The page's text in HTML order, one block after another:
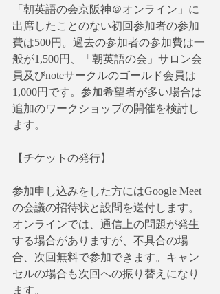
「朝英語の会京阪神＠オンライン」に
出席したことのない初回参加者の参加
費は500円。過去の参加者の参加費は一
般が1,500円、「朝英語の会」サロン会
員及びnoteサークルのゴールド会員は
1,000円です。参加希望者が多い場合は
追加のワークショップの開催を検討し
ます。
【チケットの発行】
参加申し込みをした方にはGoogle Meet
の会議の招待状と設問を送付します。
オンラインでは、通信上の問題が発生
する場合がありますが、不具合の場
合、次回無料で参加できます。キャン
セルの場合も次回への振り替えになり
ます。